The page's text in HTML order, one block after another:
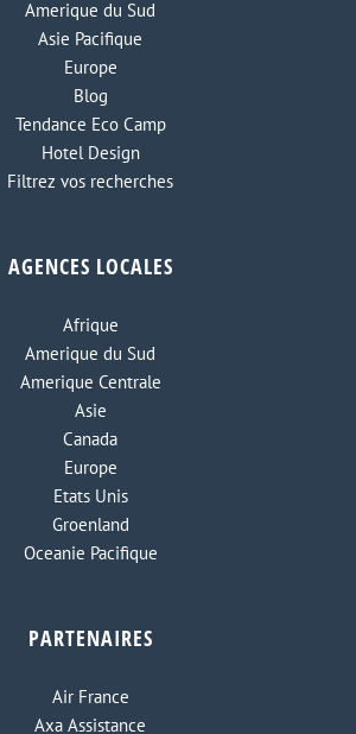
Amerique du Sud
Asie Pacifique
Europe
Blog
Tendance Eco Camp
Hotel Design
Filtrez vos recherches
AGENCES LOCALES
Afrique
Amerique du Sud
Amerique Centrale
Asie
Canada
Europe
Etats Unis
Groenland
Oceanie Pacifique
PARTENAIRES
Air France
Axa Assistance